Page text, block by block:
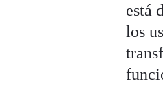
está
los